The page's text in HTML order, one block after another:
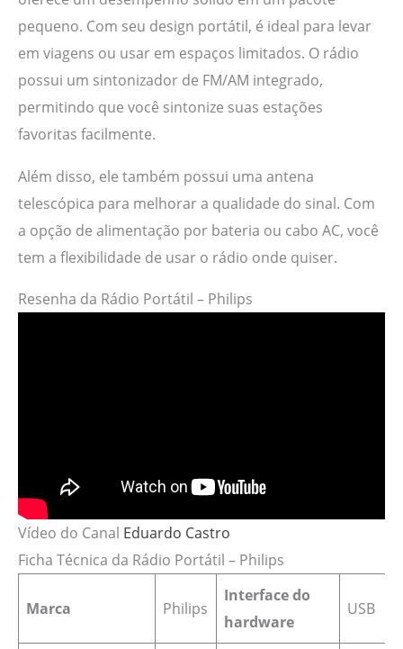
pequeno. Com seu design portátil, é ideal para levar
em viagens ou usar em espaços limitados. O rádio
possui um sintonizador de FM/AM integrado,
permitindo que você sintonize suas estações
favoritas facilmente.
Além disso, ele também possui uma antena
telescópica para melhorar a qualidade do sinal. Com
a opção de alimentação por bateria ou cabo AC, você
tem a flexibilidade de usar o rádio onde quiser.
Resenha da Rádio Portátil – Philips
Vídeo do Canal Eduardo Castro
Ficha Técnica da Rádio Portátil – Philips
Marca Philips
Interface do
hardware
‎USB